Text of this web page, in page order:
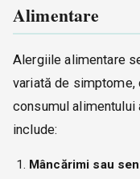
Alimentare
Alergiile alimentare
variată de simptome,
consumul
include:
Mâncărimi sau